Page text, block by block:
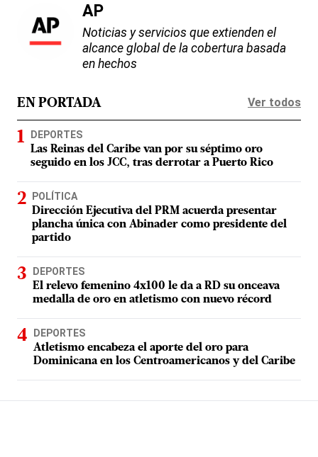
AP
Noticias y servicios que extienden el
alcance global de la cobertura basada
en hechos
EN PORTADA Ver todos
DEPORTES
Las Reinas del Caribe van por su séptimo oro
seguido en los JCC, tras derrotar a Puerto Rico
POLÍTICA
Dirección Ejecutiva del PRM acuerda presentar
plancha única con Abinader como presidente del
partido
DEPORTES
El relevo femenino 4x100 le da a RD su onceava
medalla de oro en atletismo con nuevo récord
DEPORTES
Atletismo encabeza el aporte del oro para
Dominicana en los Centroamericanos y del Caribe